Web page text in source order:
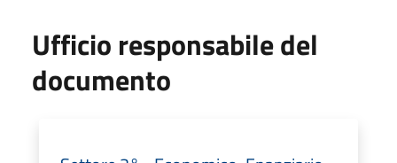
Ufficio responsabile del
documento